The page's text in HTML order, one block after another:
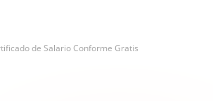
de Salario Conforme Gratis